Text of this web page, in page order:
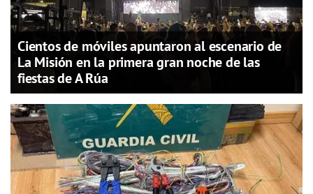
Cientos de móviles apuntaron al escenario de
La Misión en la primera gran noche de las
fiestas de A Rúa